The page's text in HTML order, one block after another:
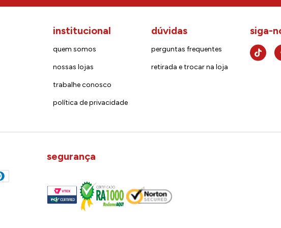
institucional
quem somos
nossas lojas
trabalhe conosco
política de privacidade
dúvidas
perguntas frequentes
retirada e trocar na loja
siga-
segurança